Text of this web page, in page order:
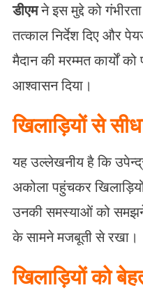
डीएमने इस मुद्दे को
तत्काल निर्देश दिए और
मैदान की मरम्मत कार्यों
आश्वासन दिया।
खिलाड़ियों से
यह उल्लेखनीय है कि
अकोला पहुंचकर
उनकी समस्याओं को समझने
के सामने मजबूती से रखा।
खिलाड़ियों को